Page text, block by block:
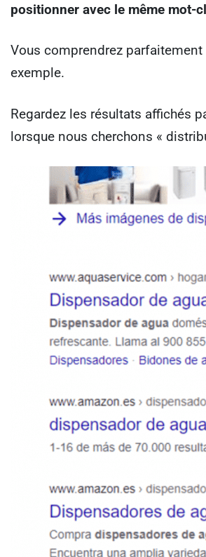
positionner avec le même mot-
Vous comprendrez parfaitement
exemple.
Regardez les résultats affichés
lorsque nous cherchons «